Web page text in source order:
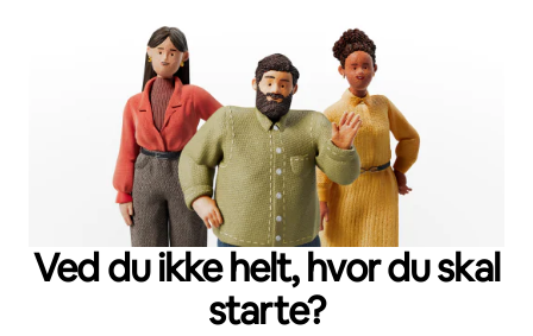
Ved du ikke helt, hvor du skal
starte?